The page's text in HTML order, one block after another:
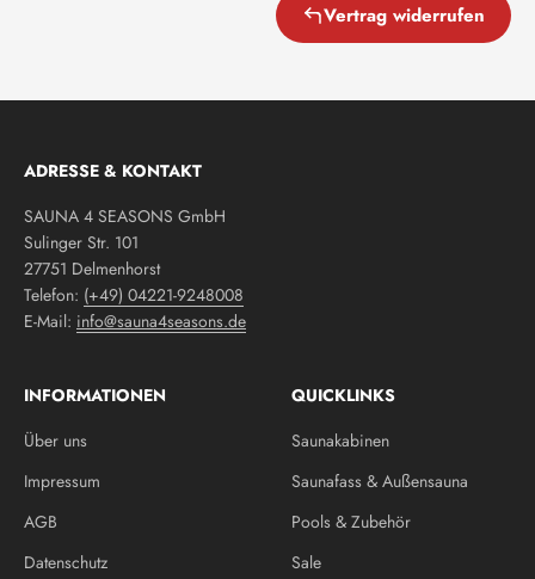
Vertrag widerrufen
ADRESSE & KONTAKT
SAUNA 4 SEASONS GmbH
Sulinger Str. 101
27751 Delmenhorst
Telefon: (+49) 04221-9248008
E-Mail: info@sauna4seasons.de
INFORMATIONEN
Über uns
Impressum
AGB
Datenschutz
QUICKLINKS
Saunakabinen
Saunafass & Außensauna
Pools & Zubehör
Sale